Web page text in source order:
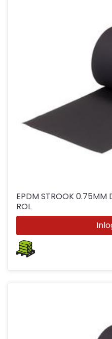
EPDM STROOK 0.75MM
ROL